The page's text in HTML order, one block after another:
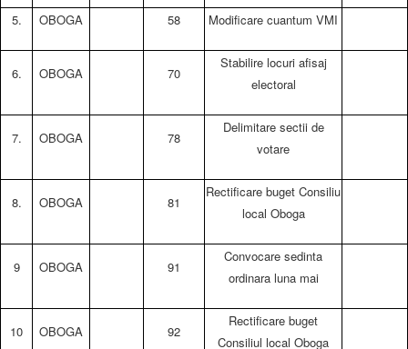
5. OBOGA 58 Modificare cuantum VMI
6. OBOGA 70
Stabilire locuri afisaj
electoral
7. OBOGA 78
Delimitare sectii de
votare
8. OBOGA 81
Rectificare buget Consiliu
local Oboga
9 OBOGA 91
Convocare sedinta
ordinara luna mai
10 OBOGA 92
Rectificare buget
Consiliul local Oboga